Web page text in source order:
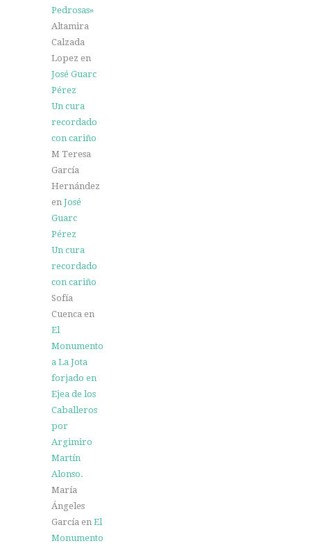
Pedrosas»
Altamira
Calzada
Lopez en
José Guarc
Pérez
Un cura
recordado
con cariño
M Teresa
García
Hernández
en José
Guarc
Pérez
Un cura
recordado
con cariño
Sofía
Cuenca en
El
Monumento
a La Jota
forjado en
Ejea de los
Caballeros
por
Argimiro
Martín
Alonso.
María
Ángeles
García en El
Monumento